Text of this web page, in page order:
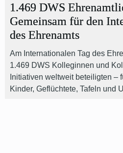
1.469 DWS
Gemeinsam für den
des Ehrenamts
Am Internationalen Tag des
1.469 DWS Kolleginnen und
Initiativen weltweit beteiligten –
Kinder, Geflüchtete, Tafeln und